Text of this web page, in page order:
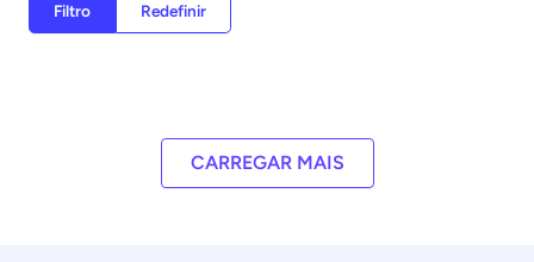
Filtro Redefinir
CARREGAR MAIS